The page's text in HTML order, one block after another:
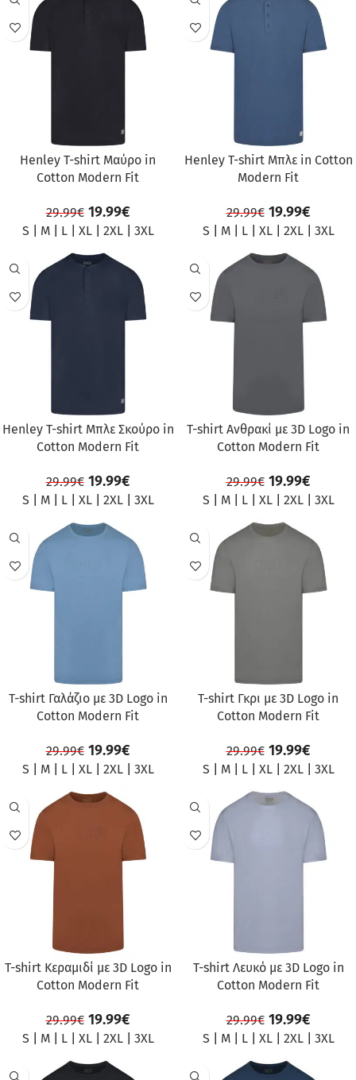
ΠΡΟΣΦΟΡΆ
Henley T-shirt Μαύρο in
Cotton Modern Fit
29.99€ 19.99€
S M| L| XL| 2XL| 3XL
ΠΡΟΣΦΟΡΆ
Henley T-shirt Μπλε in Cotton
Modern Fit
29.99€ 19.99€
S M| L| XL| 2XL| 3XL
ΠΡΟΣΦΟΡΆ
Henley T-shirt Μπλε Σκούρο in
Cotton Modern Fit
29.99€ 19.99€
S M| L| XL| 2XL| 3XL
ΠΡΟΣΦΟΡΆ
T-shirt Ανθρακί με 3D Logo in
Cotton Modern Fit
29.99€ 19.99€
S M| L| XL| 2XL| 3XL
ΠΡΟΣΦΟΡΆ
T-shirt Γαλάζιο με 3D Logo in
Cotton Modern Fit
29.99€ 19.99€
S M| L| XL| 2XL| 3XL
ΠΡΟΣΦΟΡΆ
T-shirt Γκρι με 3D Logo in
Cotton Modern Fit
29.99€ 19.99€
S M| L| XL| 2XL| 3XL
ΠΡΟΣΦΟΡΆ
T-shirt Κεραμιδί με 3D Logo in
Cotton Modern Fit
29.99€ 19.99€
S M| L| XL| 2XL| 3XL
ΠΡΟΣΦΟΡΆ
T-shirt Λευκό με 3D Logo in
Cotton Modern Fit
29.99€ 19.99€
S M| L| XL| 2XL| 3XL